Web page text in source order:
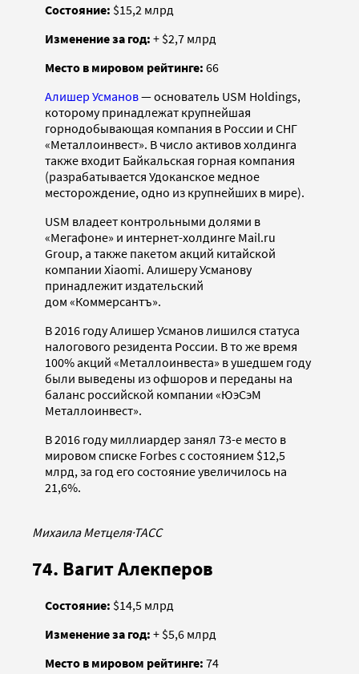
Состояние: $15,2 млрд
Изменение за год: + $2,7 млрд
Место в мировом рейтинге: 66
Алишер Усманов— основатель USM Holdings,
которому принадлежат крупнейшая
горнодобывающая компания в России и СНГ
«Металлоинвест». В число активов холдинга
также входит Байкальская горная компания
(разрабатывается Удоканское медное
месторождение, одно из крупнейших в мире).
USM владеет контрольными долями в
«Мегафоне» и интернет-холдинге Mail.ru
Group, а также пакетом акций китайской
компании Xiaomi. Алишеру Усманову
принадлежит издательский
дом «Коммерсантъ».
В 2016 году Алишер Усманов лишился статуса
налогового резидента России. В то же время
100% акций «Металлоинвеста» в ушедшем году
были выведены из офшоров и переданы на
баланс российской компании «ЮэСэМ
Металлоинвест».
В 2016 году миллиардер занял 73-е место в
мировом списке Forbes с состоянием $12,5
млрд, за год его состояние увеличилось на
21,6%.
Михаила Метцеля·ТАСС
74. Вагит Алекперов
Состояние: $14,5 млрд
Изменение за год: + $5,6 млрд
Место в мировом рейтинге: 74